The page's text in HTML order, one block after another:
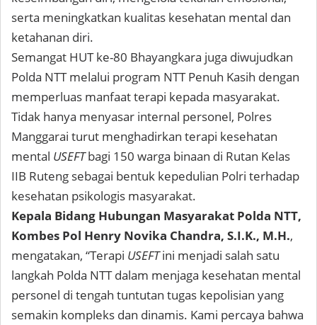
serta meningkatkan kualitas kesehatan mental dan
ketahanan diri.
Semangat HUT ke-80 Bhayangkara juga diwujudkan
Polda NTT melalui program NTT Penuh Kasih dengan
memperluas manfaat terapi kepada masyarakat.
Tidak hanya menyasar internal personel, Polres
Manggarai turut menghadirkan terapi kesehatan
mental USEFTbagi 150 warga binaan di Rutan Kelas
IIB Ruteng sebagai bentuk kepedulian Polri terhadap
kesehatan psikologis masyarakat.
Kepala Bidang Hubungan Masyarakat Polda NTT,
Kombes Pol Henry Novika Chandra, S.I.K., M.H.,
mengatakan, “Terapi USEFTini menjadi salah satu
langkah Polda NTT dalam menjaga kesehatan mental
personel di tengah tuntutan tugas kepolisian yang
semakin kompleks dan dinamis. Kami percaya bahwa